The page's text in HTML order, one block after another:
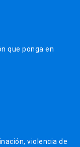
que ponga en
violencia de